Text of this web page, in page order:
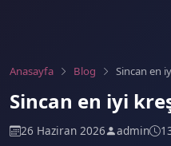
Anasayfa Blog Sincan en
Sincan en iyi
26 Haziran 2026 admin